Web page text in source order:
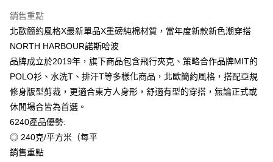
台新國際商業銀行
台灣樂天信用卡公司
元大商業銀行
玉山商業銀行
星展（台灣）商業銀行
中國信託商業銀行
台灣樂天信用卡公司
聯邦商業銀行
元大商業銀行
永豐商業銀行
玉山商業銀行
台新國際商業銀行
中國信託商業銀行
街口支付
悠遊付
Google Pay
全盈+PAY
大哥付你分期
相關說明
1.本服務由台灣大哥大提供，台灣大哥大用戶可立即使用無須另外申請。
2.付款方式選擇「大哥付你分期」，訂單成立後會自動跳轉到大哥付的交易
AFTEE先享後付
相關說明
銷售重點
北歐簡約風格X最新單品X重磅純棉材質，當年度新款新色潮穿搭
NORTH HARBOUR諾斯哈波
品牌成立於2019年，旗下商品包含飛行夾克、策略合作品牌MIT的
POLO衫、水洗T、排汗T等多樣化商品，北歐簡約風格，搭配亞規
修身版型剪裁，更適合東方人身形，舒適有型的穿搭，無論正式或
休閒場合皆為首選。
6240產品優勢:
◎ 240克/平方米（每平
銷售重點